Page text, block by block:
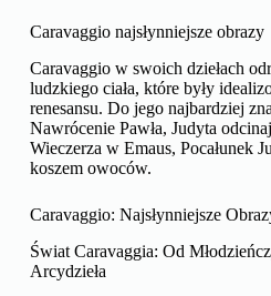
Caravaggio najsłynniejsze obrazy
Caravaggio w swoich dziełach
ludzkiego ciała, które były
renesansu. Do jego najbardziej
Nawrócenie Pawła, Judyta
Wieczerza w Emaus, Pocałunek
koszem owoców.
Caravaggio: Najsłynniejsze
Świat Caravaggia: Od
Arcydzieła